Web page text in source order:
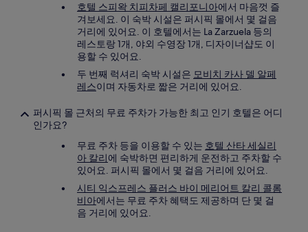
호텔 스피왁 치피차페 캘리포니아에서 마음껏 즐
겨보세요. 이 숙박 시설은 퍼시픽 몰에서 몇 걸음
거리에 있어요. 이 호텔에서는 La Zarzuela 등의
레스토랑 1개, 야외 수영장 1개, 디자이너샵도 이
용할 수 있어요.
두 번째 럭셔리 숙박 시설은 모비치 카사 델 알페
레스이며 자동차로 짧은 거리에 있어요.
퍼시픽 몰 근처의 무료 주차가 가능한 최고 인기 호텔은 어디
인가요?
무료 주차 등을 이용할 수 있는 호텔 산타 세실리
아 칼리에 숙박하면 편리하게 운전하고 주차할 수
있어요. 퍼시픽 몰에서 몇 걸음 거리에 있어요.
시티 익스프레스 플러스 바이 메리어트 칼리 콜롬
비아에서는 무료 주차 혜택도 제공하며 단 몇 걸
음 거리에 있어요.